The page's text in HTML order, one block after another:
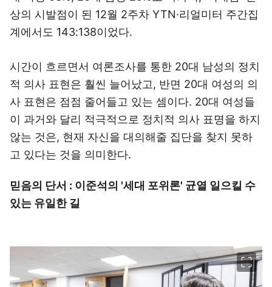
상의 시발점이 된 12월 2주차 YTN·리얼미터 주간집
계에서도 143:138이었다.
시간이 흐르면서 여론조사를 통한 20대 남성의 정치
적 의사 표현은 훨씬 늘어났고, 반면 20대 여성의 의
사 표현은 점점 줄어들고 있는 셈이다. 20대 여성들
이 과거와 달리 적극적으로 정치적 의사 표명을 하지
않는 것은, 현재 자신을 대의해줄 집단을 찾지 못하
고 있다는 것을 의미한다.
믿음의 단서 : 이준석의 '세대 포위론' 균열 일으킬 수
있는 유일한 길